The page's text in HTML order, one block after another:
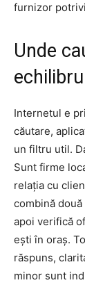
furnizor
Unde
echilibru
Internetul e
căutare,
un filtru util.
Sunt firme
relația cu
combină
apoi verifică
ești în oraș.
răspuns,
minor sunt